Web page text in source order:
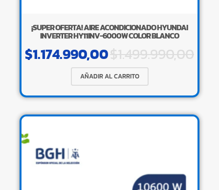
¡SUPER OFERTA! AIRE ACONDICIONADO HYUNDAI
INVERTER HY11INV-6000W COLOR BLANCO
$1.174.990,00$1.499.990,00
AÑADIR AL CARRITO